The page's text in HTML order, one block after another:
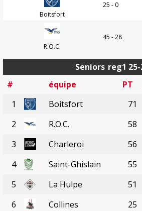
Boitsfort
25 - 0
R.O.C.
45 - 28
Seniors reg1
#
équipe PT
1
Boitsfort 71
2
R.O.C. 58
3
Charleroi 56
4
Saint-Ghislain 55
5
La Hulpe 51
6
Collines 25